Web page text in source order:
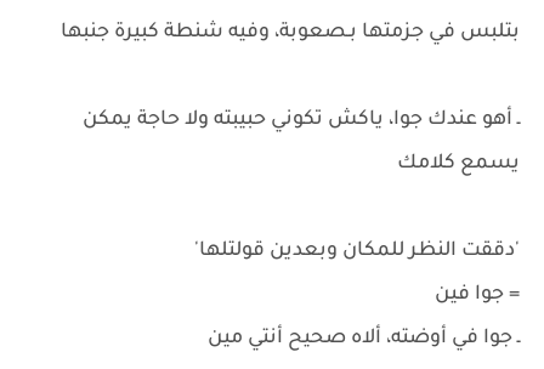
بتلبس في جزمتها بـصعوبة، وفيه شنطة كبيرة جنبها
ـ أهو عندك جوا، ياكش تكوني حبيبته ولا حاجة يمكن
يسمع كلامك
'دققت النظر للمكان وبعدين قولتلها'
= جوا فين
ـ جوا في أوضته، ألاه صحيح أنتي مين